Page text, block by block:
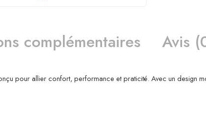
complémentaires Avis
pour allier confort, performance et praticité. Avec un design